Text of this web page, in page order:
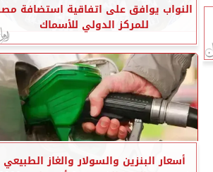
النواب يوافق على اتفاقية استضافة
للمركز الدولي للأسماك
أسعار البنزين والسولار والغاز الطبيعي